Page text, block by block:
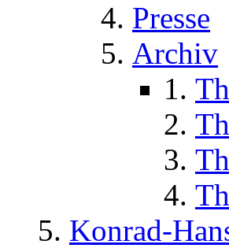
Presse
Archiv
Konrad-